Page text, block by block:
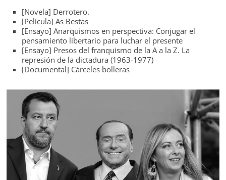
[Novela] Derrotero.
[Película] As Bestas
[Ensayo] Anarquismos en perspectiva: Conjugar el
pensamiento libertario para luchar el presente
[Ensayo] Presos del franquismo de la A a la Z. La
represión de la dictadura (1963-1977)
[Documental] Cárceles bolleras